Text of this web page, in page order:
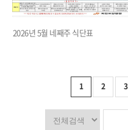
2026년 5월 네째주 식단표
1 2 3